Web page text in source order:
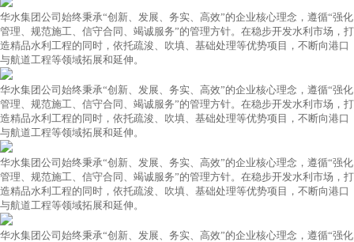
华水集团公司始终秉承“创新、发展、务实、高效”的企业核心理念，遵循“强化
管理、规范施工、信守合同、竭诚服务”的管理方针。在稳步开发水利市场，打
造精品水利工程的同时，依托疏浚、吹填、基础处理等优势项目，不断向港口
与航道工程等领域拓展和延伸。
华水集团公司始终秉承“创新、发展、务实、高效”的企业核心理念，遵循“强化
管理、规范施工、信守合同、竭诚服务”的管理方针。在稳步开发水利市场，打
造精品水利工程的同时，依托疏浚、吹填、基础处理等优势项目，不断向港口
与航道工程等领域拓展和延伸。
华水集团公司始终秉承“创新、发展、务实、高效”的企业核心理念，遵循“强化
管理、规范施工、信守合同、竭诚服务”的管理方针。在稳步开发水利市场，打
造精品水利工程的同时，依托疏浚、吹填、基础处理等优势项目，不断向港口
与航道工程等领域拓展和延伸。
华水集团公司始终秉承“创新、发展、务实、高效”的企业核心理念，遵循“强化